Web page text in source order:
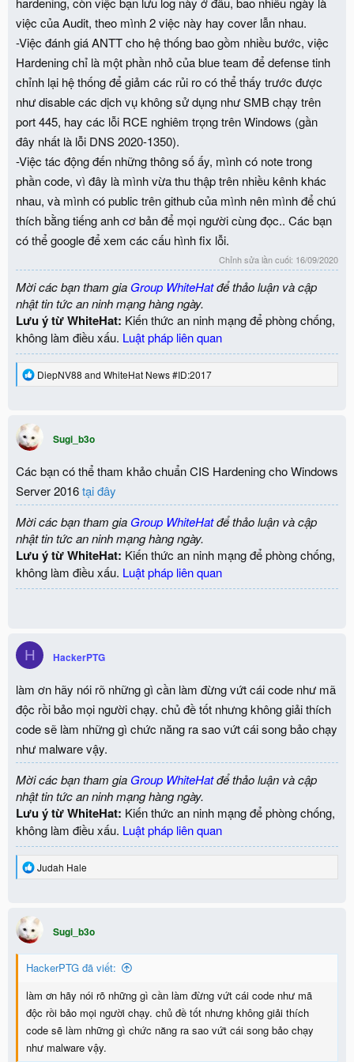
việc của Audit, theo mình 2 việc này hay cover lẫn nhau.
-Việc đánh giá ANTT cho hệ thống bao gồm nhiều bước, việc
Hardening chỉ là một phần nhỏ của blue team để defense tinh
chỉnh lại hệ thống để giảm các rủi ro có thể thấy trước được
như disable các dịch vụ không sử dụng như SMB chạy trên
port 445, hay các lỗi RCE nghiêm trọng trên Windows (gần
đây nhất là lỗi DNS 2020-1350).
-Việc tác động đến những thông số ấy, mình có note trong
phần code, vì đây là mình vừa thu thập trên nhiều kênh khác
nhau, và mình có public trên github của mình nên mình để chú
thích bằng tiếng anh cơ bản để mọi người cùng đọc.. Các bạn
có thể google để xem các cấu hình fix lỗi.
Chỉnh sửa lần cuối: 16/09/2020
Mời các bạn tham gia Group WhiteHatđể thảo luận và cập
nhật tin tức an ninh mạng hàng ngày.
Lưu ý từ WhiteHat: Kiến thức an ninh mạng để phòng chống,
không làm điều xấu. Luật pháp liên quan
R
t
i
o
s
:
DiepNV88 and WhiteHat News #ID:2017
Sugi_b3o
Các bạn có thể tham khảo chuẩn CIS Hardening cho Windows
Server 2016tại đây
Mời các bạn tham gia Group WhiteHatđể thảo luận và cập
nhật tin tức an ninh mạng hàng ngày.
Lưu ý từ WhiteHat: Kiến thức an ninh mạng để phòng chống,
không làm điều xấu. Luật pháp liên quan
H HackerPTG
làm ơn hãy nói rõ những gì cần làm đừng vứt cái code như mã
độc rồi bảo mọi người chạy. chủ đề tốt nhưng không giải thích
code sẽ làm những gì chức năng ra sao vứt cái song bảo chạy
như malware vậy.
Mời các bạn tham gia Group WhiteHatđể thảo luận và cập
nhật tin tức an ninh mạng hàng ngày.
Lưu ý từ WhiteHat: Kiến thức an ninh mạng để phòng chống,
không làm điều xấu. Luật pháp liên quan
R
t
i
o
n
s
Judah Hale
Sugi_b3o
HackerPTG đã viết:
làm ơn hãy nói rõ những gì cần làm đừng vứt cái code như mã
độc rồi bảo mọi người chạy. chủ đề tốt nhưng không giải thích
code sẽ làm những gì chức năng ra sao vứt cái song bảo chạy
như malware vậy.